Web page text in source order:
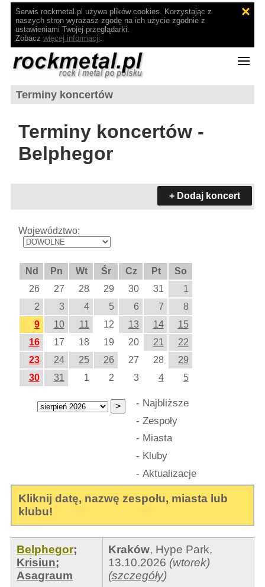
Serwis rockmetal.pl używa plików cookies. Korzystając z
naszych stron wyrażasz zgodę na ich użycie zgodnie z
ustawieniami Twojej przeglądarki.
Zobacz więcej informacji.
Terminy koncertów
Terminy koncertów -
Belphegor
+ Dodaj koncert
Województwo:
Nd Pn Wt Śr Cz Pt
So
26
27 28 29 30 31
1
2
3 4 5 6 7
8
9
10 11 12 13 14
15
16
17 18 19 20 21
22
23
24 25 26 27 28
29
30
31 1 2 3 4 5
- Najbliższe
- Zespoły
- Miasta
- Kluby
- Aktualizacje
Kliknij datę, nazwę zespołu, miasta lub
klubu!
Belphegor;
Krisiun;
Asagraum
Kraków, Hype Park,
13.10.2026 (wtorek)
(szczegóły)